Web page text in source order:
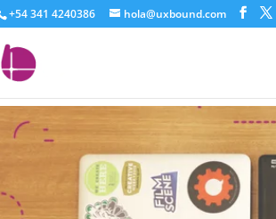
+54 341 4240386 hola@uxbound.com
tres-simples-